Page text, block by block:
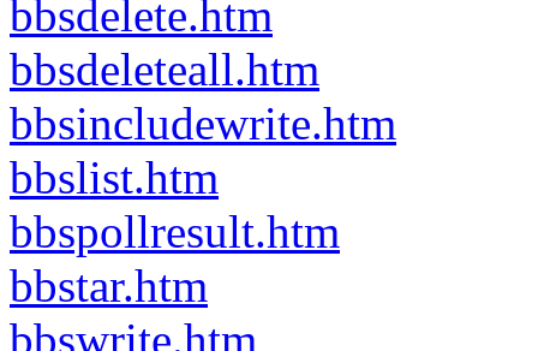
bbsdelete.htm
bbsdeleteall.htm
bbsincludewrite.htm
bbslist.htm
bbspollresult.htm
bbstar.htm
bbswrite.htm